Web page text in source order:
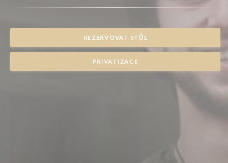
REZERVOVAT STŮL
PRIVATIZACE